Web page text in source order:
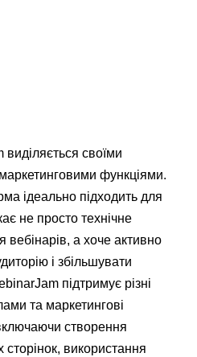
своїми
функціями.
ідеально підходить для
не просто технічне
вебінарів, а хоче активно
і збільшувати
підтримує різні
та маркетингові
включаючи створення
сторінок, використання